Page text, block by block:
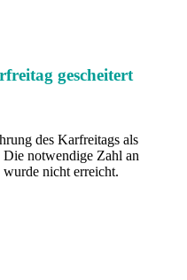
gescheitert
des Karfreitags als
Die notwendige Zahl an
nicht erreicht.